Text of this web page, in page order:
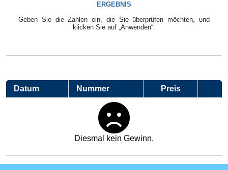
ERGEBNIS
Geben Sie die Zahlen ein, die Sie überprüfen möchten, und
klicken Sie auf „Anwenden“.
Datum Nummer Preis
Diesmal kein Gewinn.